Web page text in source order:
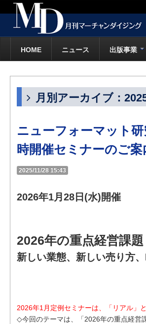
HOME ニュース 出版事業
月別アーカイブ：
ニューフォーマット
時開催セミナーのご案
2025/11/28 15:43
2026年1月28日(水)開催
2026年の重点経営課題
新しい業態、新しい売り方
2026年1月定例セミナーは、「リアル」
◇今回のテーマは、「2026年の重点経営